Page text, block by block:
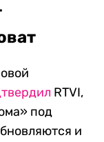
RTVI,
под
и